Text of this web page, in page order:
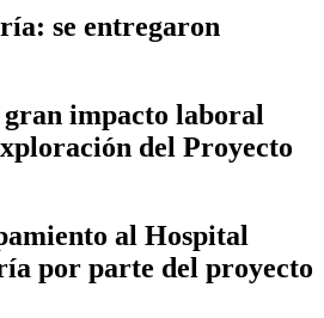
se entregaron
gran impacto laboral
del Proyecto
al Hospital
por parte del proyecto